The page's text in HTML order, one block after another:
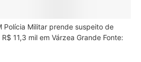
Polícia Militar prende suspeito de
11,3 mil em Várzea Grande Fonte: